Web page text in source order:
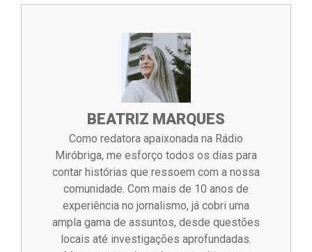
BEATRIZ MARQUES
Como redatora apaixonada na Rádio
Miróbriga, me esforço todos os dias para
contar histórias que ressoem com a nossa
comunidade. Com mais de 10 anos de
experiência no jornalismo, já cobri uma
ampla gama de assuntos, desde questões
locais até investigações aprofundadas.